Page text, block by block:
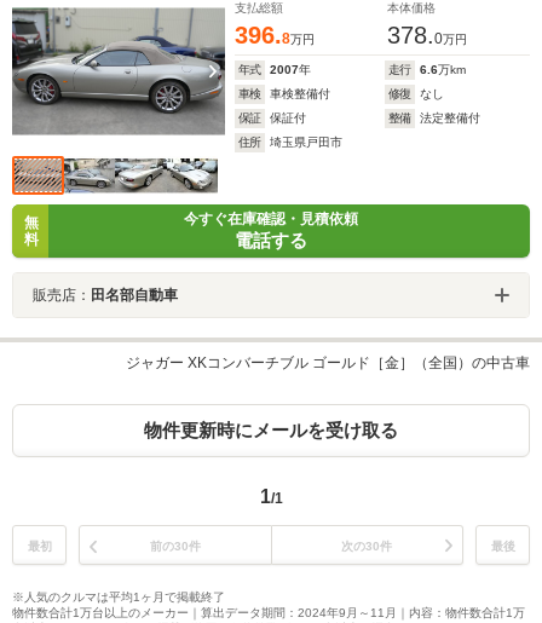
支払総額
396.8万円
本体価格
378.0万円
年式 2007年 走行 6.6万km
車検
車検整備付 修復
なし
保証
保証付 整備
法定整備付
住所
埼玉県戸田市
無
料
今すぐ在庫確認・見積依頼
電話する
販売店： 田名部自動車
ジャガー XKコンバーチブル ゴールド［金］（全国）の中古車
物件更新時にメールを受け取る
1/1
最初 前の30件 次の30件 最後
※人気のクルマは平均1ヶ月で掲載終了
物件数合計1万台以上のメーカー｜算出データ期間：2024年9月～11月｜内容：物件数合計1万